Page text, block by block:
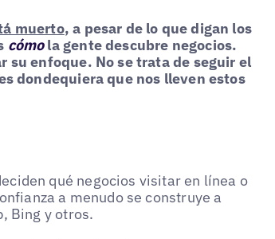
muerto, a pesar de lo que digan los
cómo la gente descubre negocios.
su enfoque. No se trata de seguir el
dondequiera que nos lleven estos
qué negocios visitar en línea o
a menudo se construye a
Bing y otros.